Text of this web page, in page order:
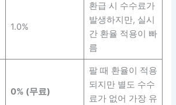
1.0%
환급 시 수수료가
발생하지만, 실시
간 환율 적용이 빠
름
0% (무료)
팔 때 환율이 적용
되지만 별도 수수
료가 없어 가장 유